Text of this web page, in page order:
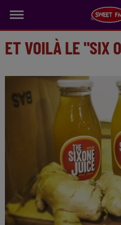
ET VOILÀ LE "SIX